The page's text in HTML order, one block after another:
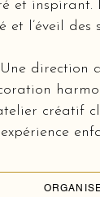
et
et l’éveil des
Une direction
créatif